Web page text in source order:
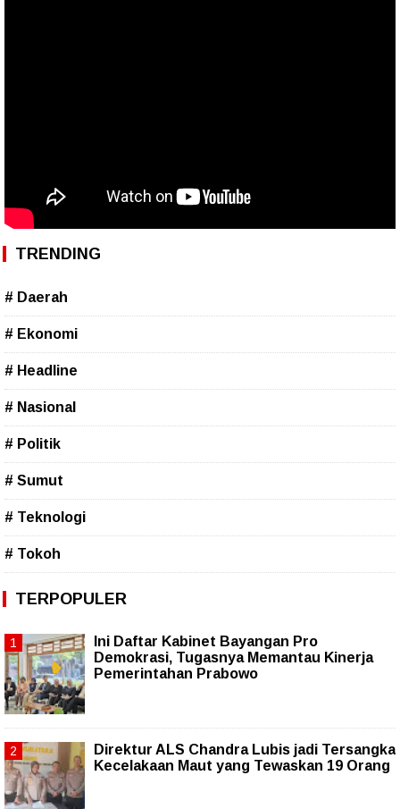
TRENDING
# Daerah
# Ekonomi
# Headline
# Nasional
# Politik
# Sumut
# Teknologi
# Tokoh
TERPOPULER
Ini Daftar Kabinet Bayangan Pro
Demokrasi, Tugasnya Memantau Kinerja
Pemerintahan Prabowo
Direktur ALS Chandra Lubis jadi Tersangka
Kecelakaan Maut yang Tewaskan 19 Orang